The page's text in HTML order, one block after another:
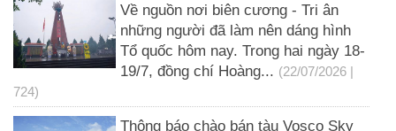
Về nguồn nơi biên cương - Tri ân
những người đã làm nên dáng hình
Tổ quốc hôm nay. Trong hai ngày 18-
19/7, đồng chí Hoàng... (22/07/2026 |
724)
Thông báo chào bán tàu Vosco Sky